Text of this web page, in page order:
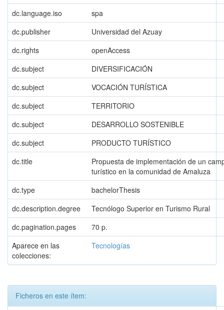
dc.language.iso
spa
dc.publisher
Universidad del Azuay
dc.rights
openAccess
dc.subject
DIVERSIFICACIÓN
dc.subject
VOCACIÓN TURÍSTICA
dc.subject
TERRITORIO
dc.subject
DESARROLLO SOSTENIBLE
dc.subject
PRODUCTO TURÍSTICO
dc.title
Propuesta de implementación de un
turístico en la comunidad de Amaluza
dc.type
bachelorThesis
dc.description.degree
Tecnólogo Superior en Turismo Rural
dc.pagination.pages
70 p.
Aparece en las
colecciones:
Tecnologías
Ficheros en este ítem: